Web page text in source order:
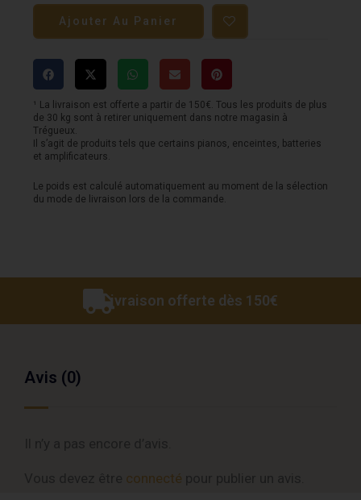
de
Pédale
MOOER
a/b
box
Ajouter Au Panier
¹ La livraison est offerte a partir de 150€. Tous les produits de plus
de 30 kg sont à retirer uniquement dans notre magasin à
Trégueux.
Il s’agit de produits tels que certains pianos, enceintes, batteries
et amplificateurs.
Le poids est calculé automatiquement au moment de la sélection
du mode de livraison lors de la commande.
Livraison offerte dès 150€
Avis (0)
connecté